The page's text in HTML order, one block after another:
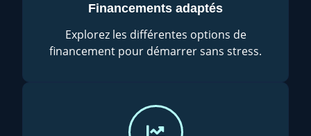
Financements adaptés
Explorez les différentes options de
financement pour démarrer sans stress.